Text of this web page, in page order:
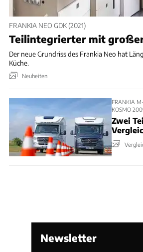
FRANKIA NEO GDK (2021)
Teilintegrierter mit
Der neue Grundriss des Frankia Neo hat
Küche.
Neuheiten
FRANKIA
KOSMO
Zwei
Newsletter